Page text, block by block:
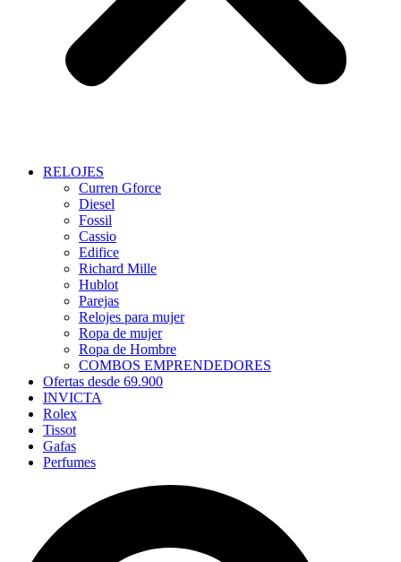
RELOJES
Curren Gforce
Diesel
Fossil
Cassio
Edifice
Richard Mille
Hublot
Parejas
Relojes para mujer
Ropa de mujer
Ropa de Hombre
COMBOS EMPRENDEDORES
Ofertas desde 69.900
INVICTA
Rolex
Tissot
Gafas
Perfumes